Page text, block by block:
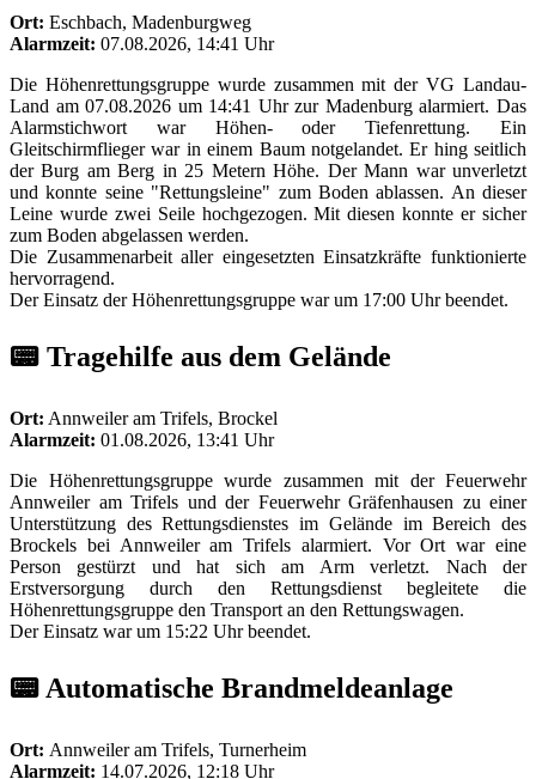
Ort: Eschbach, Madenburgweg
Alarmzeit: 07.08.2026, 14:41 Uhr
Die Höhenrettungsgruppe wurde zusammen mit der VG Landau-
Land am 07.08.2026 um 14:41 Uhr zur Madenburg alarmiert. Das
Alarmstichwort war Höhen- oder Tiefenrettung. Ein
Gleitschirmflieger war in einem Baum notgelandet. Er hing seitlich
der Burg am Berg in 25 Metern Höhe. Der Mann war unverletzt
und konnte seine "Rettungsleine" zum Boden ablassen. An dieser
Leine wurde zwei Seile hochgezogen. Mit diesen konnte er sicher
zum Boden abgelassen werden.
Die Zusammenarbeit aller eingesetzten Einsatzkräfte funktionierte
hervorragend.
Der Einsatz der Höhenrettungsgruppe war um 17:00 Uhr beendet.
📟 Tragehilfe aus dem Gelände
Ort: Annweiler am Trifels, Brockel
Alarmzeit: 01.08.2026, 13:41 Uhr
Die Höhenrettungsgruppe wurde zusammen mit der Feuerwehr
Annweiler am Trifels und der Feuerwehr Gräfenhausen zu einer
Unterstützung des Rettungsdienstes im Gelände im Bereich des
Brockels bei Annweiler am Trifels alarmiert. Vor Ort war eine
Person gestürzt und hat sich am Arm verletzt. Nach der
Erstversorgung durch den Rettungsdienst begleitete die
Höhenrettungsgruppe den Transport an den Rettungswagen.
Der Einsatz war um 15:22 Uhr beendet.
📟 Automatische Brandmeldeanlage
Ort: Annweiler am Trifels, Turnerheim
Alarmzeit: 14.07.2026, 12:18 Uhr